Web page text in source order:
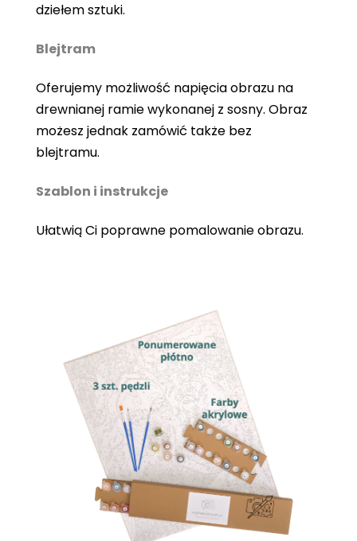
dziełem sztuki.
Blejtram
Oferujemy możliwość napięcia obrazu na
drewnianej ramie wykonanej z sosny. Obraz
możesz jednak zamówić także bez
blejtramu.
Szablon i instrukcje
Ułatwią Ci poprawne pomalowanie obrazu.